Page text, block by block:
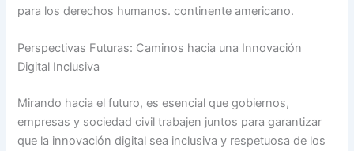
para los derechos humanos. continente americano.
Perspectivas Futuras: Caminos hacia una Innovación
Digital Inclusiva
Mirando hacia el futuro, es esencial que gobiernos,
empresas y sociedad civil trabajen juntos para garantizar
que la innovación digital sea inclusiva y respetuosa de los